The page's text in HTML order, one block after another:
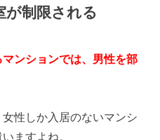
が制限される
ンションでは、男性を部
性しか入居のないマンシ
ますよね。